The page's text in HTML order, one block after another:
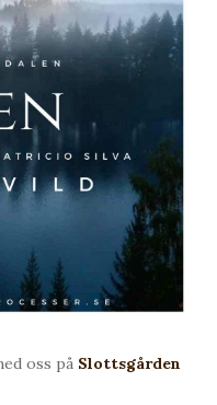
oss på Slottsgården